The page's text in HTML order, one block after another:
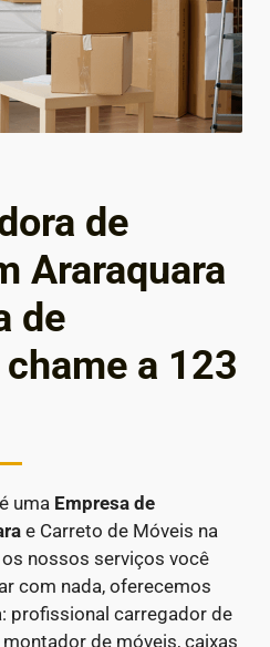
de
Araraquara
de
a 123
uma Empresa de
e Carreto de Móveis na
os nossos serviços você
com nada, oferecemos
profissional carregador de
de móveis, caixas